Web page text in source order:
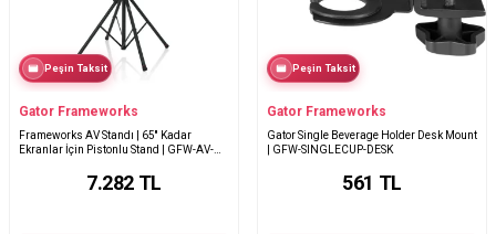
Peşin Taksit
Gator Frameworks
Frameworks AV Standı | 65'' Kadar
Ekranlar İçin Pistonlu Stand | GFW-AV-
7.282 TL
Peşin Taksit
Gator Frameworks
Gator Single Beverage Holder Desk Mount
| GFW-SINGLECUP-DESK
561 TL